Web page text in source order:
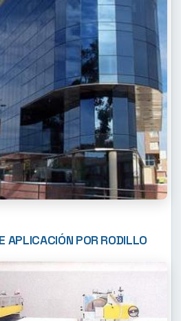
APLICACIÓN POR RODILLO